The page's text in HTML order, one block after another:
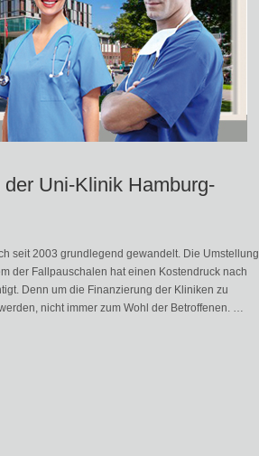
Uni-Klinik Hamburg-
seit 2003 grundlegend gewandelt. Die Umstellung
der Fallpauschalen hat einen Kostendruck nach
Denn um die Finanzierung der Kliniken zu
nicht immer zum Wohl der Betroffenen. …